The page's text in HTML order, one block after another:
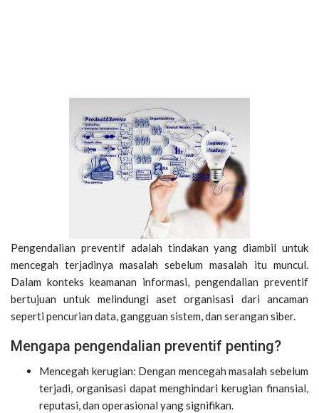
Pengendalian preventif adalah tindakan yang diambil untuk
mencegah terjadinya masalah sebelum masalah itu muncul.
Dalam konteks keamanan informasi, pengendalian preventif
bertujuan untuk melindungi aset organisasi dari ancaman
seperti pencurian data, gangguan sistem, dan serangan siber.
Mengapa pengendalian preventif penting?
Mencegah kerugian: Dengan mencegah masalah sebelum
terjadi, organisasi dapat menghindari kerugian finansial,
reputasi, dan operasional yang signifikan.